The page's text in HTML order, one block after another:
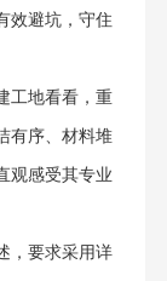
效避坑，守住
工地看看，重
有序、材料堆
观感受其专业
，要求采用详